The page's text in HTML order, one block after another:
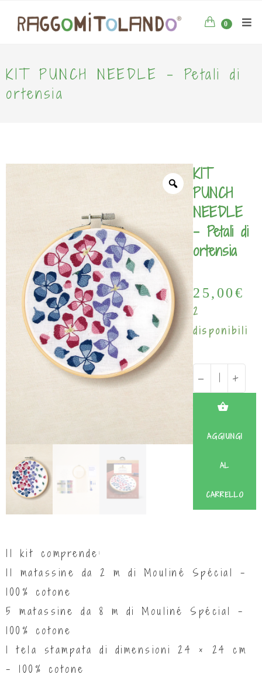
0
KIT PUNCH NEEDLE – Petali di
ortensia
KIT
PUNCH
NEEDLE
– Petali di
ortensia
25,00€
2
disponibili
- +
AGGIUNGI
AL
CARRELLO
Il kit comprende:
11 matassine da 2 m di Mouliné Spécial –
100% cotone
5 matassine da 8 m di Mouliné Spécial –
100% cotone
1 tela stampata di dimensioni 24 × 24 cm
– 100% cotone